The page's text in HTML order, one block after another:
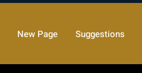
New Page Suggestions